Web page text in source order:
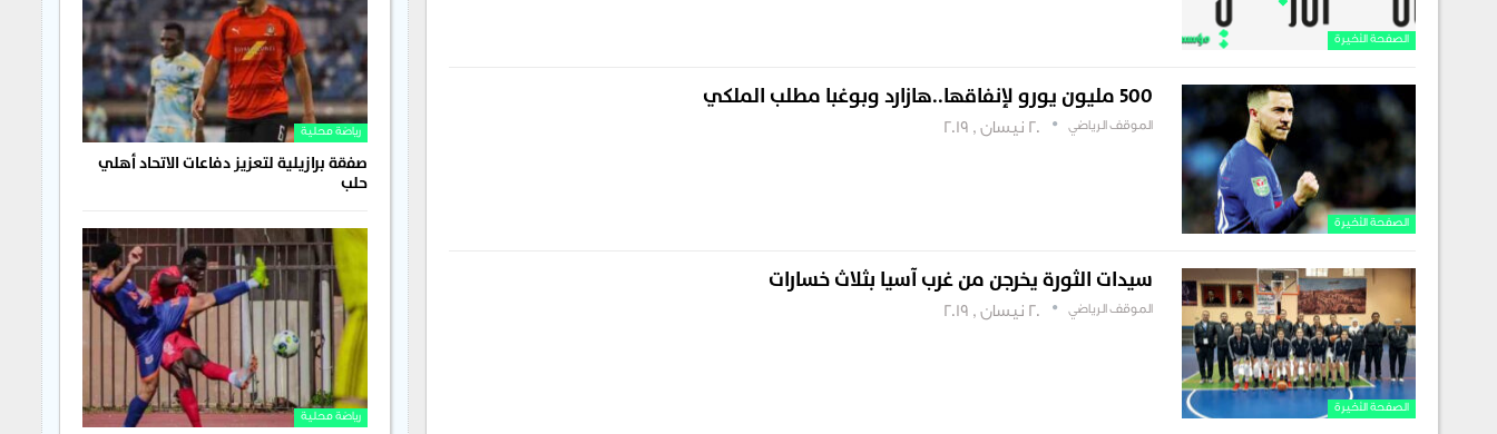
الصفحة الأخيرة
الصفحة الأخيرة
500 مليون يورو لإنفاقها..هازارد وبوغبا مطلب الملكي
الموقف الرياضي 20 نيسان , 2019
الصفحة الأخيرة
سيدات الثورة يخرجن من غرب آسيا بثلاث خسارات
الموقف الرياضي 20 نيسان , 2019
رياضة محلية
صفقة برازيلية لتعزيز دفاعات الاتحاد أهلي
حلب
رياضة محلية